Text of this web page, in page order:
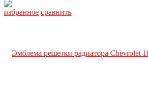
избранное сравнить